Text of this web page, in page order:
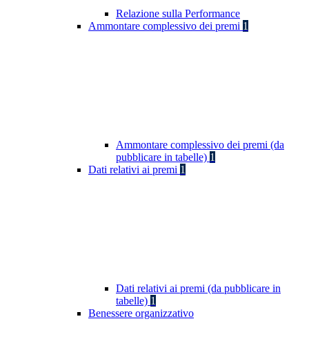
Relazione sulla Performance
Ammontare complessivo dei premi 1
Ammontare complessivo dei premi (da
pubblicare in tabelle) 1
Dati relativi ai premi 1
Dati relativi ai premi (da pubblicare in
tabelle) 1
Benessere organizzativo